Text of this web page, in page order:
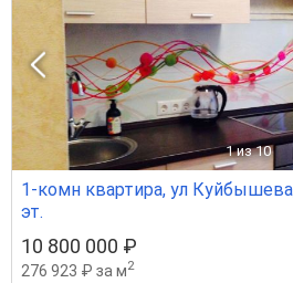
1 из 10
1-комн квартира, ул
эт.
10 800 000 ₽
276 923 ₽ за м2